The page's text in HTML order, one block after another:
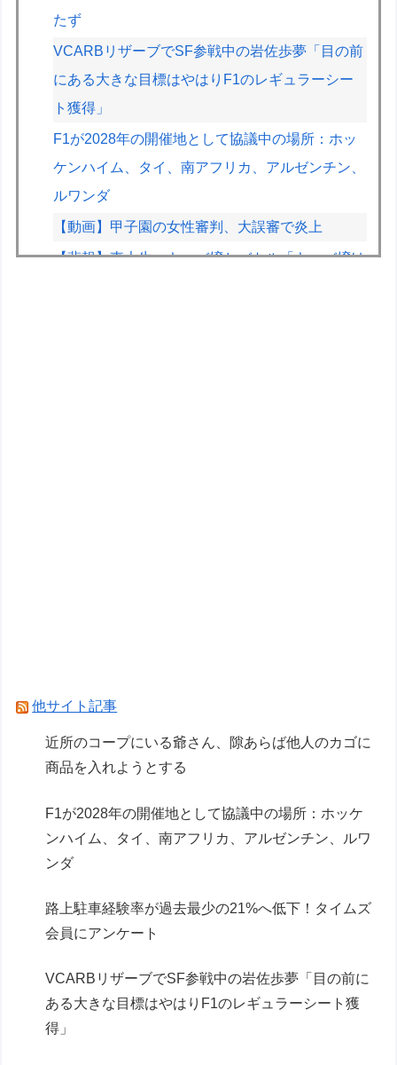
たず
VCARBリザーブでSF参戦中の岩佐歩夢「目の前
にある大きな目標はやはりF1のレギュラーシー
ト獲得」
F1が2028年の開催地として協議中の場所：ホッ
ケンハイム、タイ、南アフリカ、アルゼンチン、
ルワンダ
【動画】甲子園の女性審判、大誤審で炎上
【悲報】東大生、キャバ嬢とバトル「キャバ嬢は
【画像】AI「写真の背景削除？ガンプラの箱追加
しといてあげよ
Powered by livedoor 相互RSS
他サイト記事
近所のコープにいる爺さん、隙あらば他人のカゴに
商品を入れようとする
F1が2028年の開催地として協議中の場所：ホッケ
ンハイム、タイ、南アフリカ、アルゼンチン、ルワ
ンダ
路上駐車経験率が過去最少の21%へ低下！タイムズ
会員にアンケート
VCARBリザーブでSF参戦中の岩佐歩夢「目の前に
ある大きな目標はやはりF1のレギュラーシート獲
得」